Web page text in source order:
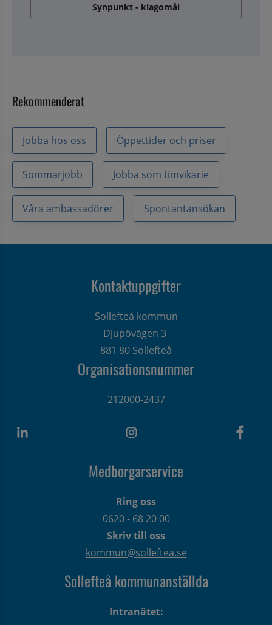
Synpunkt - klagomål
Rekommenderat
Jobba hos oss Öppettider och priser
Sommarjobb Jobba som timvikarie
Våra ambassadörer Spontantansökan
Kontaktuppgifter
Sollefteå kommun
Djupövägen 3
881 80 Sollefteå
Organisationsnummer
212000-2437
Medborgarservice
Ring oss
0620 - 68 20 00
Skriv till oss
kommun@solleftea.se
Sollefteå kommunanställda
Intranätet: